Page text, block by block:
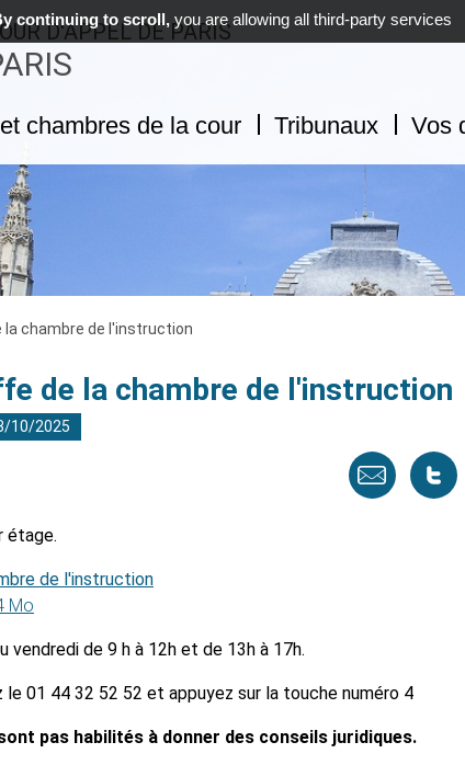
D'APPEL DE PARIS
chambres de la cour Tribunaux Vos
la chambre de l'instruction
de la chambre de l'instruction
10/2025
Envoyer
étage.
de l'instruction
Mo
vendredi de 9 h à 12h et de 13h à 17h.
le 01 44 32 52 52 et appuyez sur la touche numéro 4
pas habilités à donner des conseils juridiques.
continuing to scroll,you are allowing all third-party services